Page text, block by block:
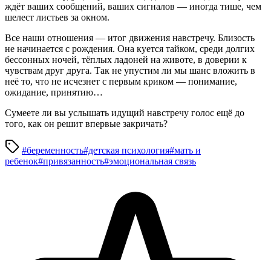
ждёт ваших сообщений, ваших сигналов — иногда тише, чем
шелест листьев за окном.
Все наши отношения — итог движения навстречу. Близость
не начинается с рождения. Она куется тайком, среди долгих
бессонных ночей, тёплых ладоней на животе, в доверии к
чувствам друг друга. Так не упустим ли мы шанс вложить в
неё то, что не исчезнет с первым криком — понимание,
ожидание, принятию…
Сумеете ли вы услышать идущий навстречу голос ещё до
того, как он решит впервые закричать?
#беременность#детская психология#мать и
ребенок#привязанность#эмоциональная связь